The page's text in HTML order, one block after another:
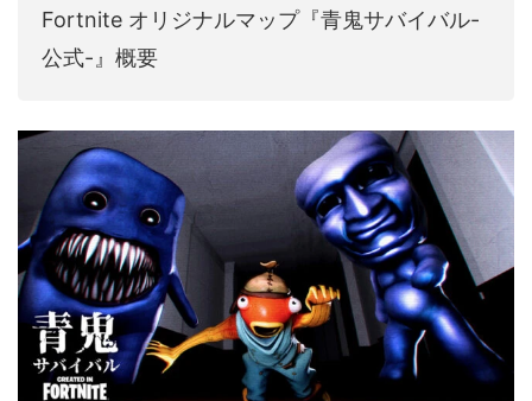
Fortnite オリジナルマップ『青鬼サバイバル-
公式-』概要